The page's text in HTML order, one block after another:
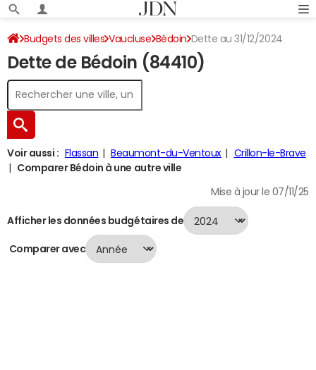
Budgets des villes Vaucluse Bédoin Dette au 31/12/2024
Dette de Bédoin (84410)
Voir aussi : Flassan Beaumont-du-Ventoux
Crillon-le-Brave
Comparer Bédoin à une autre ville
Mise à jour le 07/11/25
Afficher les données budgétaires de
Comparer avec